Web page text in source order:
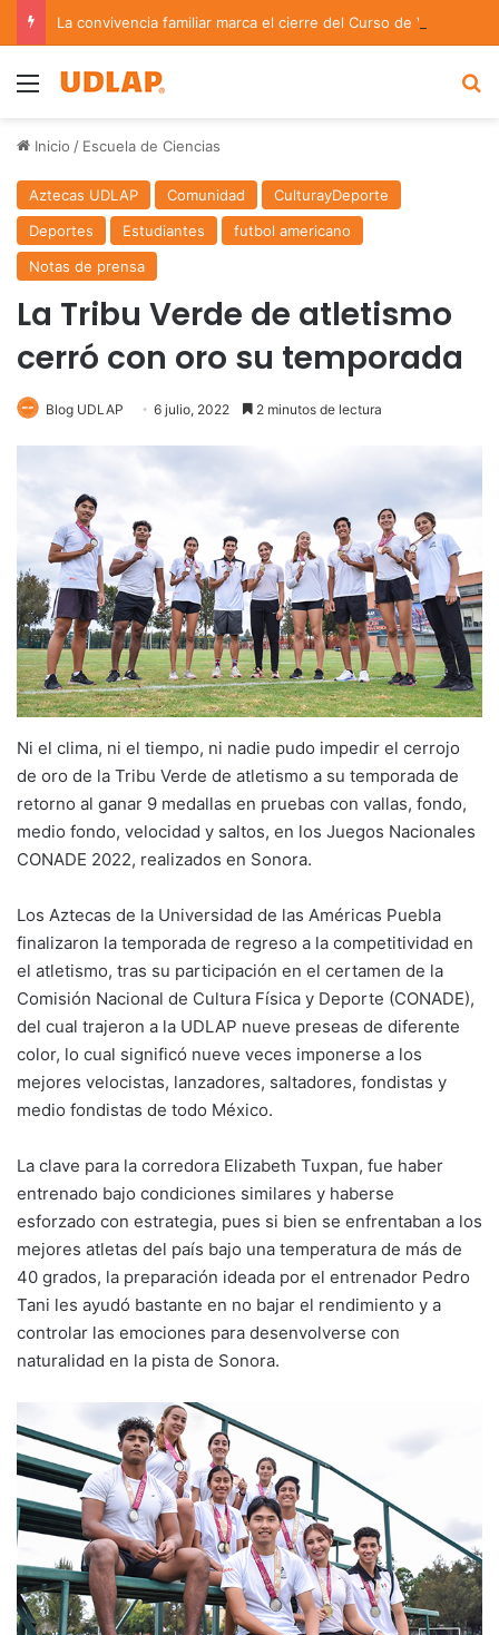
Menu
Inicio / Escuela de Ciencias
Aztecas UDLAP Comunidad
CulturayDeporte
Deportes
Estudiantes
futbol americano
Notas de prensa
La Tribu Verde de atletismo
cerró con oro su temporada
Blog UDLAP 6 julio, 2022 2 minutos de lectura
Ni el clima, ni el tiempo, ni nadie pudo impedir el cerrojo
de oro de la Tribu Verde de atletismo a su temporada de
retorno al ganar 9 medallas en pruebas con vallas, fondo,
medio fondo, velocidad y saltos, en los Juegos Nacionales
CONADE 2022, realizados en Sonora.
Los Aztecas de la Universidad de las Américas Puebla
finalizaron la temporada de regreso a la competitividad en
el atletismo, tras su participación en el certamen de la
Comisión Nacional de Cultura Física y Deporte (CONADE),
del cual trajeron a la UDLAP nueve preseas de diferente
color, lo cual significó nueve veces imponerse a los
mejores velocistas, lanzadores, saltadores, fondistas y
medio fondistas de todo México.
La clave para la corredora Elizabeth Tuxpan, fue haber
entrenado bajo condiciones similares y haberse
esforzado con estrategia, pues si bien se enfrentaban a los
mejores atletas del país bajo una temperatura de más de
40 grados, la preparación ideada por el entrenador Pedro
Tani les ayudó bastante en no bajar el rendimiento y a
controlar las emociones para desenvolverse con
naturalidad en la pista de Sonora.